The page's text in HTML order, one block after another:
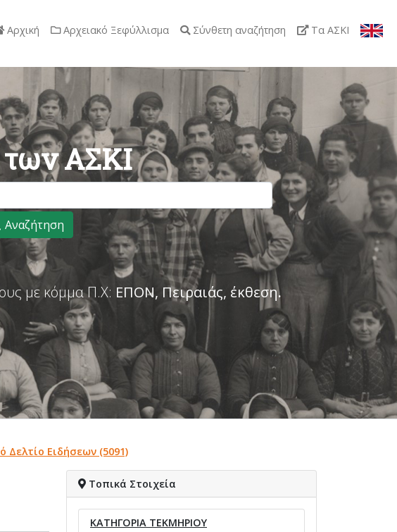
Αρχική Αρχειακό Ξεφύλλισμα Σύνθετη αναζήτηση Τα ΑΣΚΙ
ΑΣΚΙ
Αναζήτηση
με κόμμα Π.Χ: ΕΠΟΝ, Πειραιάς, έκθεση.
Δελτίο Ειδήσεων (5091)
Τοπικά Στοιχεία
ΚΑΤΗΓΟΡΙΑ ΤΕΚΜΗΡΙΟΥ